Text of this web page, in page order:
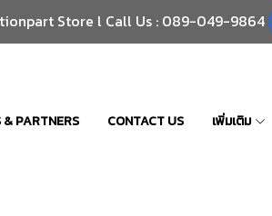
Store l Call Us : 089-049-9864
& PARTNERS CONTACT US เพิ่มเติม